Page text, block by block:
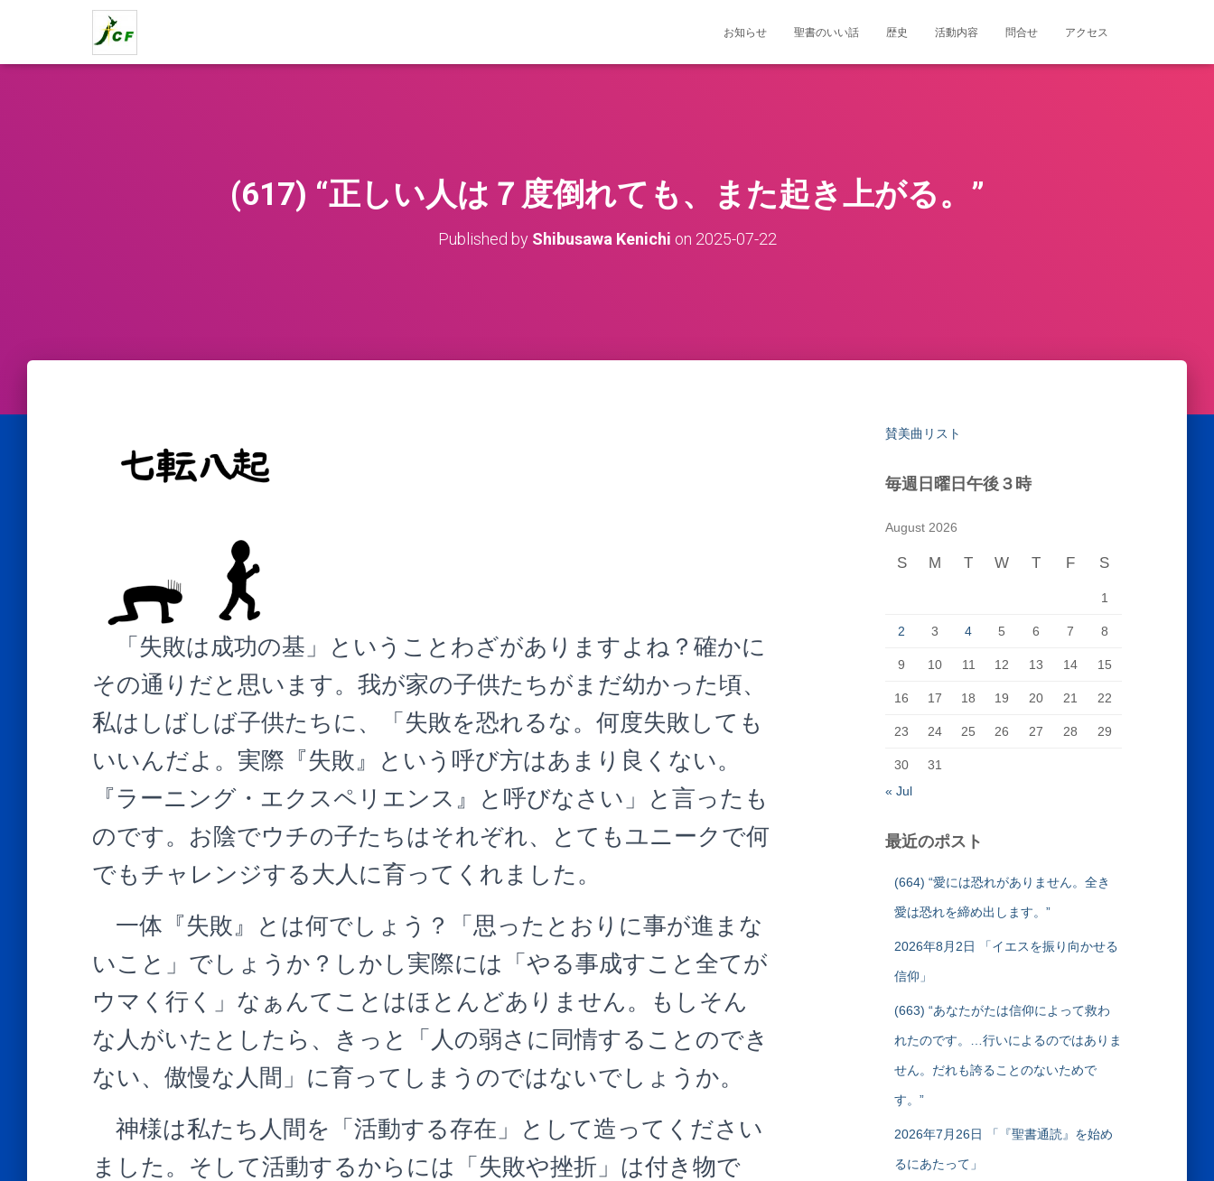
お知らせ 聖書のいい話 歴史 活動内容 問合せ アクセス
(617) “正しい人は７度倒れても、また起き上がる。”
Published by Shibusawa Kenichi on 2025-07-22
「失敗は成功の基」ということわざがありますよね？確かに
その通りだと思います。我が家の子供たちがまだ幼かった頃、
私はしばしば子供たちに、「失敗を恐れるな。何度失敗しても
いいんだよ。実際『失敗』という呼び方はあまり良くない。
『ラーニング・エクスペリエンス』と呼びなさい」と言ったも
のです。お陰でウチの子たちはそれぞれ、とてもユニークで何
でもチャレンジする大人に育ってくれました。
一体『失敗』とは何でしょう？「思ったとおりに事が進まな
いこと」でしょうか？しかし実際には「やる事成すこと全てが
ウマく行く」なぁんてことはほとんどありません。もしそん
な人がいたとしたら、きっと「人の弱さに同情することのでき
ない、傲慢な人間」に育ってしまうのではないでしょうか。
神様は私たち人間を「活動する存在」として造ってください
ました。そして活動するからには「失敗や挫折」は付き物で
賛美曲リスト
毎週日曜日午後３時
August 2026
S M T W T F S
1
2 3 4 5 6 7 8
9 10 11 12 13 14 15
16 17 18 19 20 21 22
23 24 25 26 27 28 29
30
31
« Jul
最近のポスト
(664) “愛には恐れがありません。全き
愛は恐れを締め出します。”
2026年8月2日 「イエスを振り向かせる
信仰」
(663) “あなたがたは信仰によって救わ
れたのです。…行いによるのではありま
せん。だれも誇ることのないためで
す。”
2026年7月26日 「『聖書通読』を始め
るにあたって」